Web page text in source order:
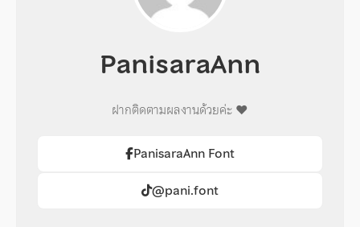
PanisaraAnn
ฝากติดตามผลงานด้วยค่ะ ♥️
PanisaraAnn Font
@pani.font